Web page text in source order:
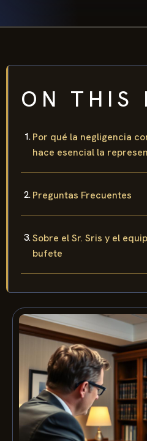
ON THIS
Por qué la negligencia
hace esencial la
Preguntas Frecuentes
Sobre el Sr. Sris y el
bufete